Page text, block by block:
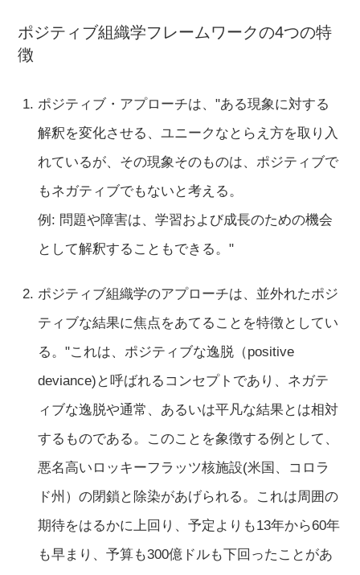
ポジティブ組織学フレームワークの4つの特
徴
ポジティブ・アプローチは、"ある現象に対する
解釈を変化させる、ユニークなとらえ方を取り入
れているが、その現象そのものは、ポジティブで
もネガティブでもないと考える。
例: 問題や障害は、学習および成長のための機会
として解釈することもできる。"
ポジティブ組織学のアプローチは、並外れたポジ
ティブな結果に焦点をあてることを特徴としてい
る。"これは、ポジティブな逸脱（positive
deviance)と呼ばれるコンセプトであり、ネガテ
ィブな逸脱や通常、あるいは平凡な結果とは相対
するものである。このことを象徴する例として、
悪名高いロッキーフラッツ核施設(米国、コロラ
ド州）の閉鎖と除染があげられる。これは周囲の
期待をはるかに上回り、予定よりも13年から60年
も早まり、予算も300億ドルも下回ったことがあ